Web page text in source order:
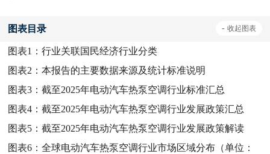
图表目录 - 收起图表
图表1：行业关联国民经济行业分类
图表2：本报告的主要数据来源及统计标准说明
图表3：截至2025年电动汽车热泵空调行业标准汇总
图表4：截至2025年电动汽车热泵空调行业发展政策汇总
图表5：截至2025年电动汽车热泵空调行业发展政策解读
图表6：全球电动汽车热泵空调行业市场区域分布（单位：